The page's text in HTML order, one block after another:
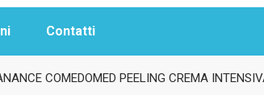
Contatti
COMEDOMED PEELING CREMA